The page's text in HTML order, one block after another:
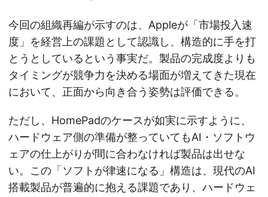
今回の組織再編が示すのは、Appleが「市場投入速
度」を経営上の課題として認識し、構造的に手を打
とうとしているという事実だ。製品の完成度よりも
タイミングが競争力を決める場面が増えてきた現在
において、正面から向き合う姿勢は評価できる。
ただし、HomePadのケースが如実に示すように、
ハードウェア側の準備が整っていてもAI・ソフトウ
ェアの仕上がりが間に合わなければ製品は出せな
い。この「ソフトが律速になる」構造は、現代のAI
搭載製品が普遍的に抱える課題であり、ハードウェ